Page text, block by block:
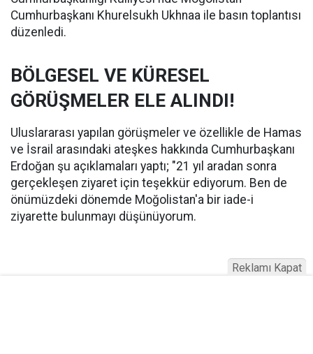
Cumhurbaşkanı Khurelsukh Ukhnaa ile basın toplantısı
düzenledi.
BÖLGESEL VE KÜRESEL
GÖRÜŞMELER ELE ALINDI!
Uluslararası yapılan görüşmeler ve özellikle de Hamas
ve İsrail arasındaki ateşkes hakkında Cumhurbaşkanı
Erdoğan şu açıklamaları yaptı; "21 yıl aradan sonra
gerçekleşen ziyaret için teşekkür ediyorum. Ben de
önümüzdeki dönemde Moğolistan'a bir iade-i
ziyarette bulunmayı düşünüyorum.
Reklamı Kapat